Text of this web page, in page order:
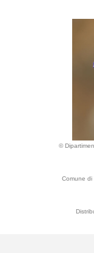
©
Comune di